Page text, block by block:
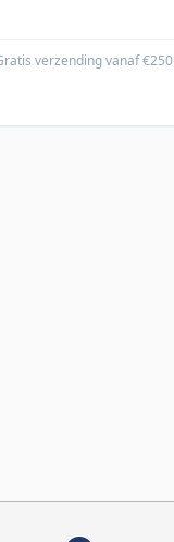
verzending vanaf €250